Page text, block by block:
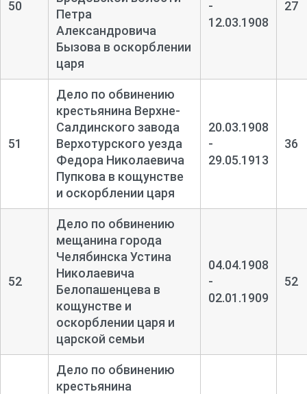
50
Петра
Александровича
Бызова в оскорблении
царя
-
12.03.1908
27
51
Дело по обвинению
крестьянина Верхне-
Салдинского завода
Верхотурского уезда
Федора Николаевича
Пупкова в кощунстве
и оскорблении царя
20.03.1908
-
29.05.1913
36
52
Дело по обвинению
мещанина города
Челябинска Устина
Николаевича
Белопашенцева в
кощунстве и
оскорблении царя и
царской семьи
04.04.1908
-
02.01.1909
52
Дело по обвинению
крестьянина